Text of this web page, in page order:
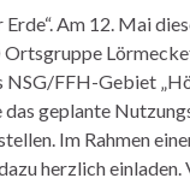
Am 12. Mai
FFH-Gebiet
das geplante
Im Rahmen
herzlich